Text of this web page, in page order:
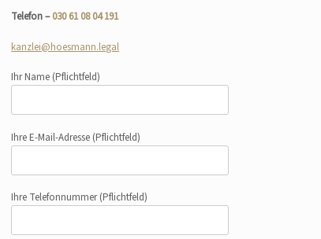
Telefon –030 61 08 04 191
kanzlei@hoesmann.legal
Ihr Name (Pflichtfeld)
Ihre E-Mail-Adresse (Pflichtfeld)
Ihre Telefonnummer(Pflichtfeld)